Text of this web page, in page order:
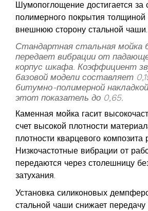
Шумопоглощение достигается за
полимерного покрытия
внешнюю сторону стальной чаши.
Стандартная стальная мойка
передает вибрации от
корпус шкафа. Коэффициент
базовой модели составляет
битумно-полимерной
этот показатель до 0,65.
Каменная мойка гасит
счет высокой плотности
плотности кварцевого композита
Низкочастотные вибрации от
передаются через столешницу
затухания.
Установка силиконовых
стальной чаши снижает передачу